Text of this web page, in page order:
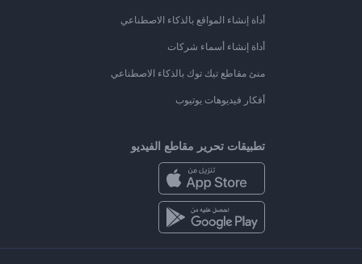
أداة إنشاء المواقع بالذكاء الاصطناعي
أداة إنشاء أسماء شركات
منئ مقاطع تيك توك بالذكاء الاصطناعي
أفكار فيديوهات يوتيوب
تطبيقات تحرير مقاطع الفيديو